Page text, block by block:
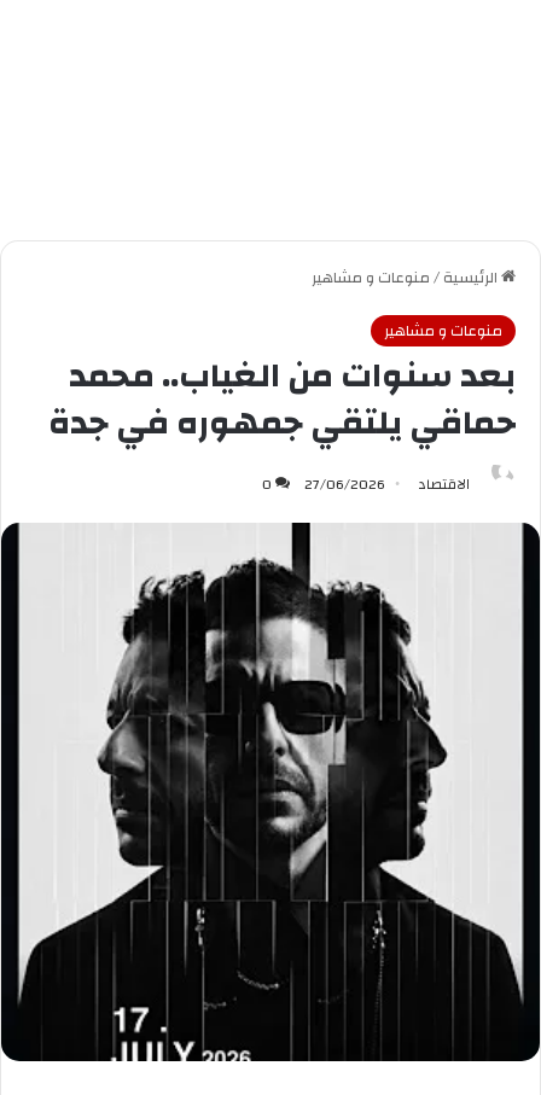
الرئيسية/منوعات و مشاهير
منوعات و مشاهير
بعد سنوات من الغياب.. محمد
حماقي يلتقي جمهوره في جدة
الاقتصاد 27/06/2026
0